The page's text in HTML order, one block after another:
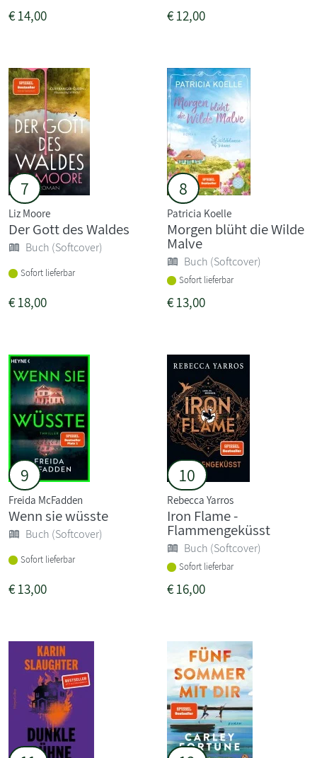
€14,00 €12,00
7
Liz Moore
Der Gott des Waldes
Buch (Softcover)
Sofort lieferbar
€18,00
8
Patricia Koelle
Morgen blüht die Wilde
Malve
Buch (Softcover)
Sofort lieferbar
€13,00
9
Freida McFadden
Wenn sie wüsste
Buch (Softcover)
Sofort lieferbar
€13,00
10
Rebecca Yarros
Iron Flame -
Flammengeküsst
Buch (Softcover)
Sofort lieferbar
€16,00